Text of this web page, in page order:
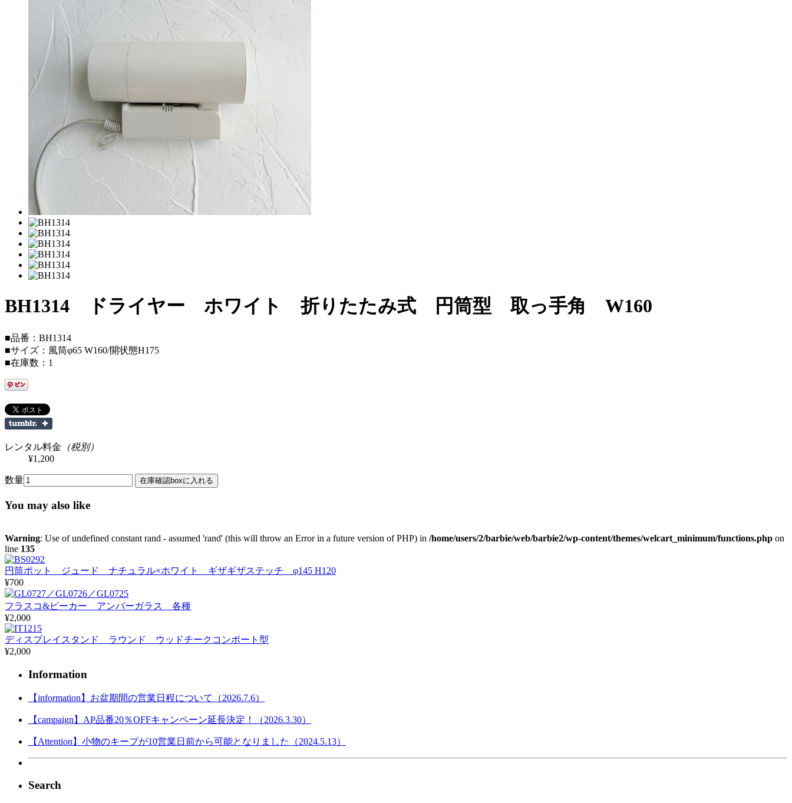
BH1314 ドライヤー ホワイト 折りたたみ式 円筒型 取っ手角 W160
■品番：BH1314
■サイズ：風筒φ65 W160/開状態H175
■在庫数：1
レンタル料金 （税別）
¥1,200
数量
You may also like
Warning: Use of undefined constant rand - assumed 'rand' (this will throw an Error in a future version of PHP) in /home/users/2/barbie/web/barbie2/wp-content/themes/welcart_minimum/functions.php on
line 135
円筒ポット ジュード ナチュラル×ホワイト ギザギザステッチ φ145 H120
¥700
フラスコ&ビーカー アンバーガラス 各種
¥2,000
ディスプレイスタンド ラウンド ウッドチークコンポート型
¥2,000
Information
【information】お盆期間の営業日程について（2026.7.6）
【campaign】AP品番20％OFFキャンペーン延長決定！（2026.3.30）
【Attention】小物のキープが10営業日前から可能となりました（2024.5.13）
Search